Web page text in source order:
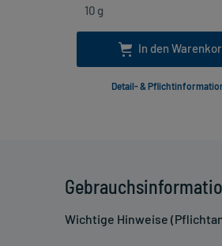
Wichtige Hinweise
In den
Detail- &